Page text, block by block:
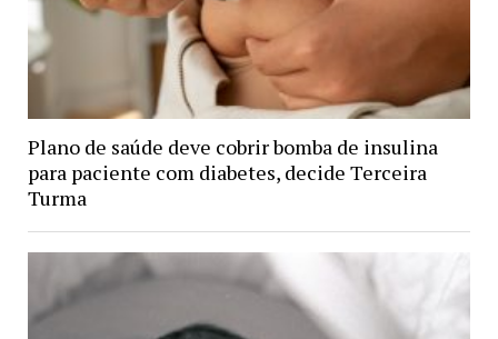
Plano de saúde deve cobrir bomba de insulina
para paciente com diabetes, decide Terceira
Turma